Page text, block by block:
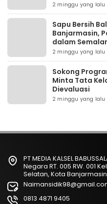
2 minggu yang lalu
Sapu Bersih
Banjarmasin,
dalam
2 minggu yang lalu
Sokong
Minta Tata
Dievaluasi
2 minggu yang lalu
PT MEDIA KALSEL
Negara RT. 005 RW. 001
Selatan, Kota
0813 4871 9405